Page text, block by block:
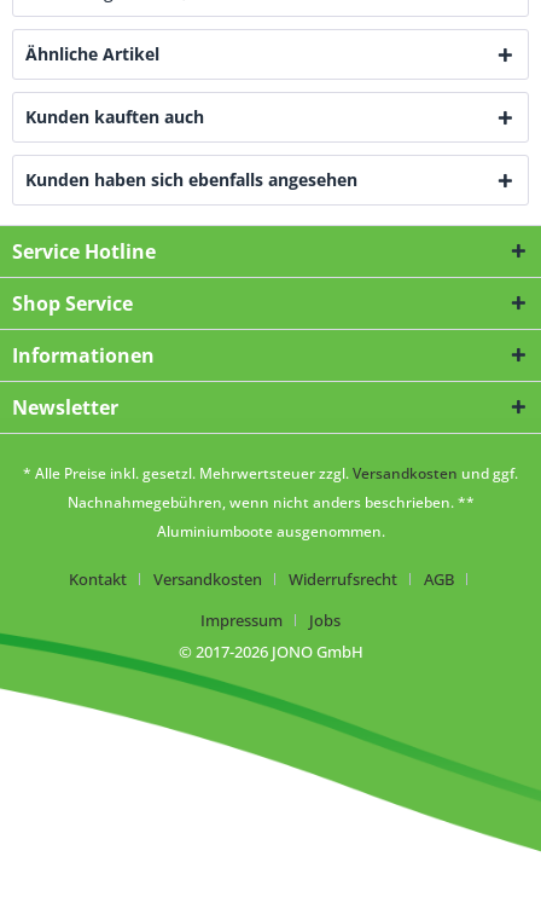
Ähnliche Artikel
Kunden kauften auch
Kunden haben sich ebenfalls angesehen
Service Hotline
Shop Service
Informationen
Newsletter
* Alle Preise inkl. gesetzl. Mehrwertsteuer zzgl.Versandkosten und ggf.
Nachnahmegebühren, wenn nicht anders beschrieben. **
Aluminiumboote ausgenommen.
Kontakt Versandkosten Widerrufsrecht
AGB
Impressum
Jobs
© 2017-2026 JONO GmbH